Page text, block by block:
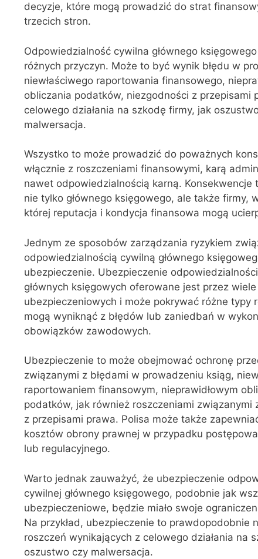
decyzje, które mogą prowadzić do strat
trzecich stron.
Odpowiedzialność cywilna głównego
różnych przyczyn. Może to być wynik błędu w
niewłaściwego raportowania finansowego,
obliczania podatków, niezgodności z przepisami
celowego działania na szkodę firmy, jak
malwersacja.
Wszystko to może prowadzić do poważnych
włącznie z roszczeniami finansowymi, karą
nawet odpowiedzialnością karną. Konsekwencje
nie tylko głównego księgowego, ale także firmy,
której reputacja i kondycja finansowa mogą
Jednym ze sposobów zarządzania ryzykiem
odpowiedzialnością cywilną głównego
ubezpieczenie. Ubezpieczenie
głównych księgowych oferowane jest przez
ubezpieczeniowych i może pokrywać różne typy
mogą wyniknąć z błędów lub zaniedbań w
obowiązków zawodowych.
Ubezpieczenie to może obejmować ochronę
związanymi z błędami w prowadzeniu ksiąg,
raportowaniem finansowym, nieprawidłowym
podatków, jak również roszczeniami związanymi
z przepisami prawa. Polisa może także
kosztów obrony prawnej w przypadku
lub regulacyjnego.
Warto jednak zauważyć, że ubezpieczenie
cywilnej głównego księgowego, podobnie jak
ubezpieczeniowe, będzie miało swoje
Na przykład, ubezpieczenie to prawdopodobnie
roszczeń wynikających z celowego działania na
oszustwo czy malwersacja.